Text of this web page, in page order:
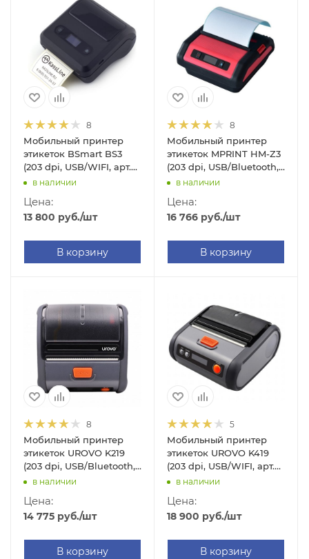
8
Мобильный принтер
этикеток BSmart BS3
(203 dpi, USB/WIFI, арт.
BS3WIFI)
в наличии
Цена:
13 800 руб./шт
В корзину
8
Мобильный принтер
этикеток MPRINT HM-Z3
(203 dpi, USB/Bluetooth,
арт. 4541)
в наличии
Цена:
16 766 руб./шт
В корзину
8
Мобильный принтер
этикеток UROVO K219
(203 dpi, USB/Bluetooth,
арт. K219-B)
в наличии
Цена:
14 775 руб./шт
В корзину
5
Мобильный принтер
этикеток UROVO K419
(203 dpi, USB/WIFI, арт.
K419-W)
в наличии
Цена:
18 900 руб./шт
В корзину